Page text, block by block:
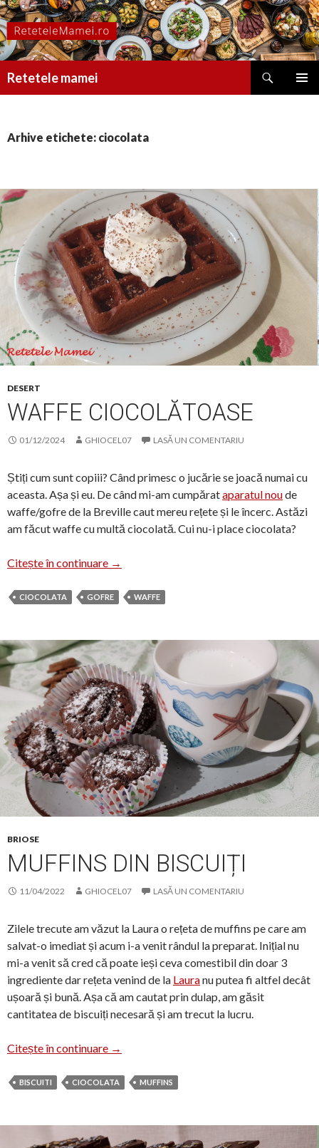
Retetele mamei
Arhive etichete: ciocolata
DESERT
WAFFE CIOCOLĂTOASE
01/12/2024 GHIOCEL07 LASĂ UN COMENTARIU
Știți cum sunt copiii? Când primesc o jucărie se joacă numai cu
aceasta. Așa și eu. De când mi-am cumpărataparatul noude
waffe/gofre de la Breville caut mereu rețete și le încerc. Astăzi
am făcut waffe cu multă ciocolată. Cui nu-i place ciocolata?
Citește în continuare Waffe ciocolătoase
→
CIOCOLATA GOFRE WAFFE
BRIOSE
MUFFINS DIN BISCUIȚI
11/04/2022 GHIOCEL07 LASĂ UN COMENTARIU
Zilele trecute am văzut la Laura o rețeta de muffins pe care am
salvat-o imediat și acum i-a venit rândul la preparat. Inițial nu
mi-a venit să cred că poate ieși ceva comestibil din doar 3
ingrediente dar rețeta venind de la Lauranu putea fi altfel decât
ușoară și bună. Așa că am cautat prin dulap, am găsit
cantitatea de biscuiți necesară și am trecut la lucru.
Citește în continuare Muffins din biscuiți
→
BISCUITI CIOCOLATA MUFFINS